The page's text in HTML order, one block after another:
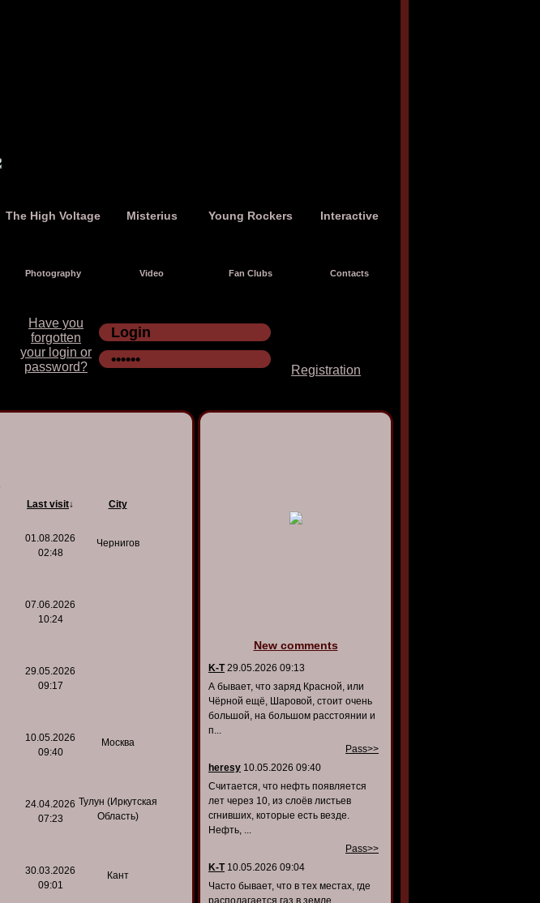
The High Voltage Misterius Young Rockers Interactive
Photography Video Fan Clubs Contacts
Have you
forgotten
your login or
password?
Registration
Last visit↓ City
01.08.2026
02:48
Чернигов
07.06.2026
10:24
29.05.2026
09:17
10.05.2026
09:40
Москва
24.04.2026
07:23
Тулун (Иркутская
Область)
30.03.2026
09:01
Кант
New comments
K-T29.05.2026 09:13
А бывает, что заряд Красной, или
Чёрной ещё, Шаровой, стоит очень
большой, на большом расстоянии и
п...
Pass>>
heresy 10.05.2026 09:40
Считается, что нефть появляется
лет через 10, из слоёв листьев
сгнивших, которые есть везде.
Нефть, ...
Pass>>
K-T10.05.2026 09:04
Часто бывает, что в тех местах, где
располагается газ в земле,